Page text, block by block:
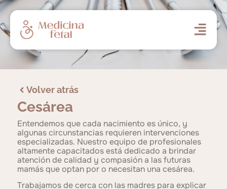
Volver atrás
Cesárea
Entendemos que cada nacimiento es único, y
algunas circunstancias requieren intervenciones
especializadas. Nuestro equipo de profesionales
altamente capacitados está dedicado a brindar
atención de calidad y compasión a las futuras
mamás que optan por o necesitan una cesárea.
Trabajamos de cerca con las madres para explicar